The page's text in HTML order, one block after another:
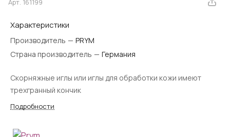
Арт. 161199
Характеристики
Производитель — PRYM
Страна производитель — Германия
Скорняжные иглы или иглы для обработки кожи имеют
трехгранный кончик
Подробности